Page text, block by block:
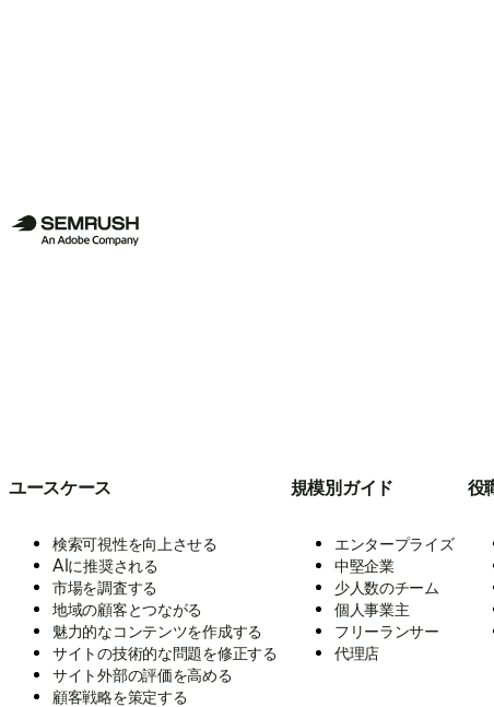
ユースケース
検索可視性を向上させる
AIに推奨される
市場を調査する
地域の顧客とつながる
魅力的なコンテンツを作成する
サイトの技術的な問題を修正する
サイト外部の評価を高める
顧客戦略を策定する
規模別ガイド
エンタープライズ
中堅企業
少人数のチーム
個人事業主
フリーランサー
代理店
役